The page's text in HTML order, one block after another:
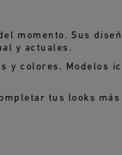
momento. Sus
y actuales.
y colores. Modelos
tus looks